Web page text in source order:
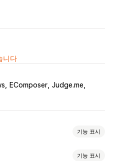
니다
EComposer Judge.me
기능 표시
기능 표시